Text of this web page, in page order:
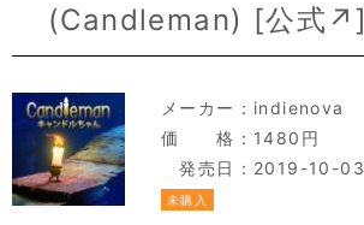
(Candleman) [公式↗]
メーカー： indienova
価 格：1480円
発売日：2019-10-03
未購入